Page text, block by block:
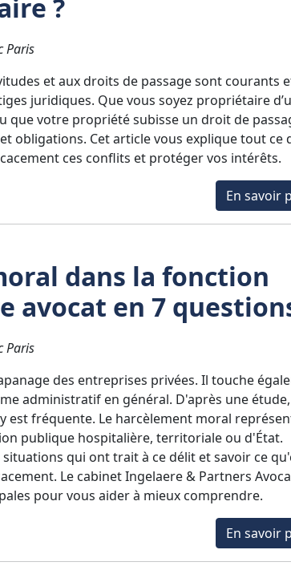
?
Paris
et aux droits de passage sont courants
juridiques. Que vous soyez propriétaire
que votre propriété subisse un droit de
obligations. Cet article vous explique tout ce
ces conflits et protéger vos intérêts.
En savoir
dans la fonction
avocat en 7
Paris
des entreprises privées. Il touche
administratif en général. D'après une étude,
est fréquente. Le harcèlement moral
publique hospitalière, territoriale ou d'État.
qui ont trait à ce délit et savoir ce
Le cabinet Ingelaere & Partners
pour vous aider à mieux comprendre.
En savoir